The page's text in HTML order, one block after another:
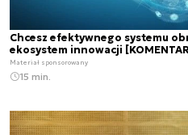
Chcesz efektywnego systemu
ekosystem innowacji
Materiał sponsorowany
15 min.